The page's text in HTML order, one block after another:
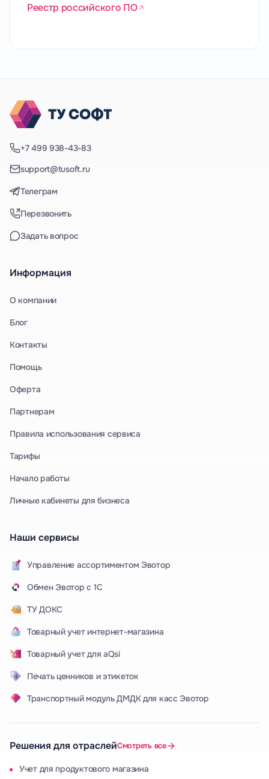
Реестр российского ПО
+7 499 938-43-83
support@tusoft.ru
Телеграм
Перезвонить
Задать вопрос
Информация
О компании
Блог
Контакты
Помощь
Оферта
Партнерам
Правила использования сервиса
Тарифы
Начало работы
Личные кабинеты для бизнеса
Наши сервисы
Управление ассортиментом Эвотор
Обмен Эвотор с 1С
ТУ ДОКС
Товарный учет интернет-магазина
Товарный учет для aQsi
Печать ценников и этикеток
Транспортный модуль ДМДК для касс Эвотор
Решения для отраслейСмотреть все
Учет для продуктового магазина